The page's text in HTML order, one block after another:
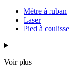
Mètre à ruban
Laser
Pied à coulisse
Voir plus